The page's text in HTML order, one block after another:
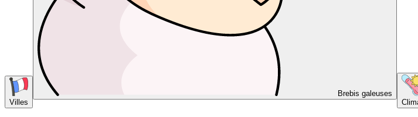
Villes
Brebis galeuses